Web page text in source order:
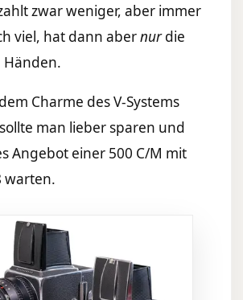
zwar weniger, aber immer
viel, hat dann abernurdie
Händen.
Charme des V-Systems
man lieber sparen und
Angebot einer 500 C/M mit
warten.